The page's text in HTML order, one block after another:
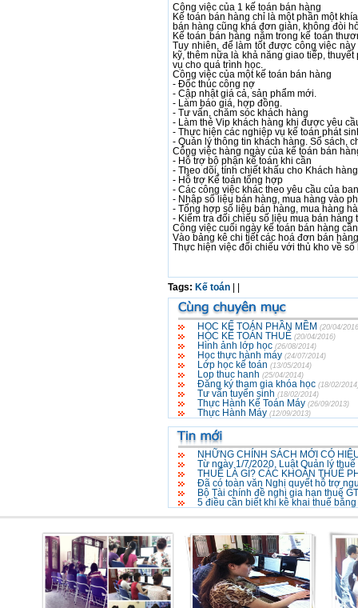
Công việc của 1 kế toán bán hàng
Kế toán bán hàng chỉ là một phần một
bán hàng cũng khá đơn giản, không đòi
Kế toán bán hàng nằm trong kế toán
Tuy nhiên, để làm tốt được công việc
kỹ, thêm nữa là khả năng giao tiếp, thuyết
vụ cho quá trình học.
Công việc của một kế toán bán hàng
- Đốc thúc công nợ
- Cập nhật giá cả, sản phẩm mới.
- Làm báo giá, hợp đồng.
- Tư vấn, chăm sóc khách hàng
- Làm thẻ Vip khách hàng khi được yêu
- Thực hiện các nghiệp vụ kế toán phát
- Quản lý thông tin khách hàng. Sổ sách,
Công việc hàng ngày của kế toán bán
- Hỗ trợ bộ phận kế toán khi cần
- Theo dõi, tính chiết khấu cho Khách hàng
- Hỗ trợ Kế toán tổng hợp
- Các công việc khác theo yêu cầu của
- Nhập số liệu bán hàng, mua hàng vào
- Tổng hợp số liệu bán hàng, mua hàng
- Kiểm tra đối chiếu số liệu mua bán
Công việc cuối ngày kế toán bán hàng cần
Vào bảng kê chi tiết các hoá đơn bán
Thực hiện việc đối chiếu với thủ kho về
Tags: Kế toán
HỌC KẾ TOÁN PHẦN MỀM (20/04/
HỌC KẾ TOÁN THUẾ (20/04/2016)
Hình ảnh lớp học (26/08/2014)
Học thực hành máy (24/07/2014)
Lớp học kế toán (13/05/2014)
Lop thuc hanh (25/04/2014)
Đăng ký tham gia khóa học (18/02/
Tư vấn tuyển sinh (18/02/2014)
Thực Hành Kế Toán Máy (26/09/2013)
Thực Hành Máy (12/09/2013)
NHỮNG CHÍNH SÁCH MỚI CÓ
Từ ngày 1/7/2020, Luật Quản lý
THUẾ LÀ GÌ? CÁC KHOẢN THUẾ
Đã có toàn văn Nghị quyết hỗ trợ
Bộ Tài chính đề nghị gia hạn thuế
5 điều cần biết khi kê khai thuế